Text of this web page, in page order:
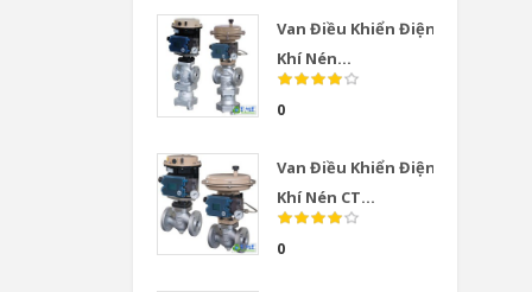
Van Điều Khiển Điện
Khí Nén...
0
Van Điều Khiển Điện
Khí Nén CT...
0